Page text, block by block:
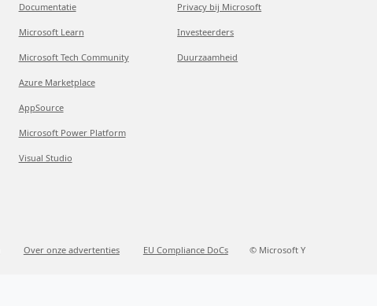
Documentatie
Microsoft Learn
Microsoft Tech Community
Azure Marketplace
AppSource
Microsoft Power Platform
Visual Studio
Privacy bij Microsoft
Investeerders
Duurzaamheid
Over onze advertenties EU Compliance DoCs © Microsoft Y